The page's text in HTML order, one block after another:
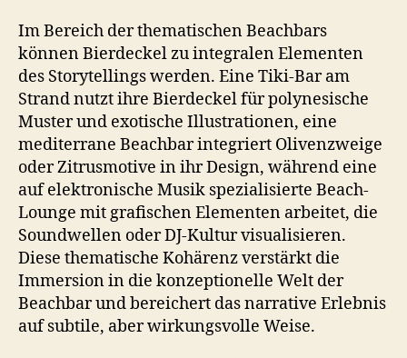
Im Bereich der thematischen Beachbars
können Bierdeckel zu integralen Elementen
des Storytellings werden. Eine Tiki-Bar am
Strand nutzt ihre Bierdeckel für polynesische
Muster und exotische Illustrationen, eine
mediterrane Beachbar integriert Olivenzweige
oder Zitrusmotive in ihr Design, während eine
auf elektronische Musik spezialisierte Beach-
Lounge mit grafischen Elementen arbeitet, die
Soundwellen oder DJ-Kultur visualisieren.
Diese thematische Kohärenz verstärkt die
Immersion in die konzeptionelle Welt der
Beachbar und bereichert das narrative Erlebnis
auf subtile, aber wirkungsvolle Weise.